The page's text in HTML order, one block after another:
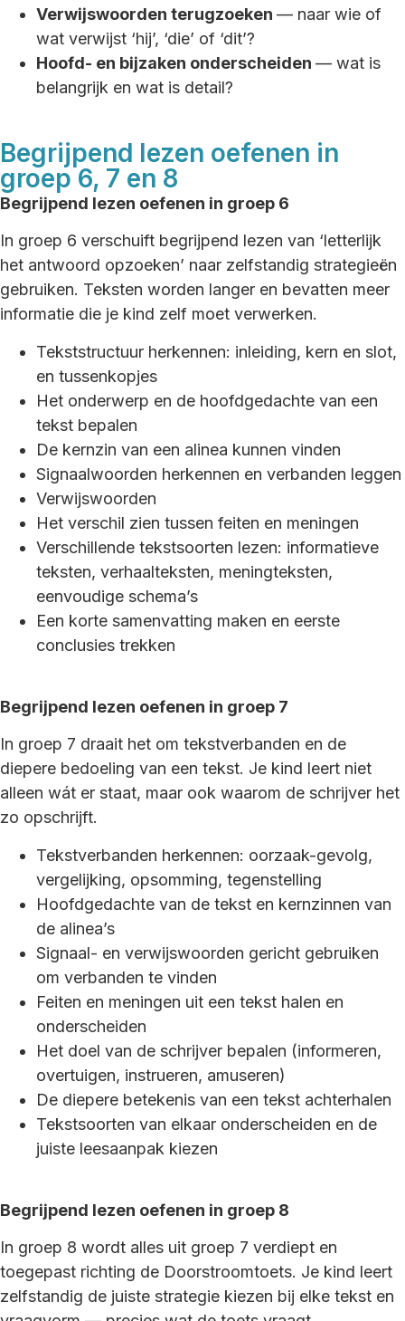
Verwijswoorden terugzoeken — naar wie of
wat verwijst ‘hij’, ‘die’ of ‘dit’?
Hoofd- en bijzaken onderscheiden — wat is
belangrijk en wat is detail?
Begrijpend lezen oefenen in
groep 6, 7 en 8
Begrijpend lezen oefenen in groep 6
In groep 6 verschuift begrijpend lezen van ‘letterlijk
het antwoord opzoeken’ naar zelfstandig strategieën
gebruiken. Teksten worden langer en bevatten meer
informatie die je kind zelf moet verwerken.
Tekststructuur herkennen: inleiding, kern en slot,
en tussenkopjes
Het onderwerp en de hoofdgedachte van een
tekst bepalen
De kernzin van een alinea kunnen vinden
Signaalwoorden herkennen en verbanden leggen
Verwijswoorden
Het verschil zien tussen feiten en meningen
Verschillende tekstsoorten lezen: informatieve
teksten, verhaalteksten, meningteksten,
eenvoudige schema’s
Een korte samenvatting maken en eerste
conclusies trekken
Begrijpend lezen oefenen in groep 7
In groep 7 draait het om tekstverbanden en de
diepere bedoeling van een tekst. Je kind leert niet
alleen wát er staat, maar ook waarom de schrijver het
zo opschrijft.
Tekstverbanden herkennen: oorzaak-gevolg,
vergelijking, opsomming, tegenstelling
Hoofdgedachte van de tekst en kernzinnen van
de alinea’s
Signaal- en verwijswoorden gericht gebruiken
om verbanden te vinden
Feiten en meningen uit een tekst halen en
onderscheiden
Het doel van de schrijver bepalen (informeren,
overtuigen, instrueren, amuseren)
De diepere betekenis van een tekst achterhalen
Tekstsoorten van elkaar onderscheiden en de
juiste leesaanpak kiezen
Begrijpend lezen oefenen in groep 8
In groep 8 wordt alles uit groep 7 verdiept en
toegepast richting de Doorstroomtoets. Je kind leert
zelfstandig de juiste strategie kiezen bij elke tekst en